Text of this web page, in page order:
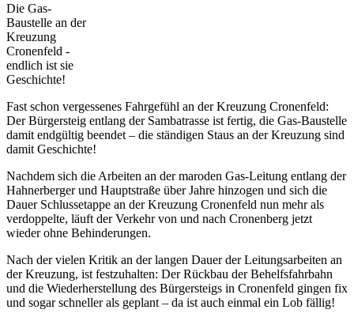
Die Gas-
Baustelle an der
Kreuzung
Cronenfeld -
endlich ist sie
Geschichte!
Fast schon vergessenes Fahrgefühl an der Kreuzung Cronenfeld:
Der Bürgersteig entlang der Sambatrasse ist fertig, die Gas-Baustelle
damit endgültig beendet – die ständigen Staus an der Kreuzung sind
damit Geschichte!
Nachdem sich die Arbeiten an der maroden Gas-Leitung entlang der
Hahnerberger und Hauptstraße über Jahre hinzogen und sich die
Dauer Schlussetappe an der Kreuzung Cronenfeld nun mehr als
verdoppelte, läuft der Verkehr von und nach Cronenberg jetzt
wieder ohne Behinderungen.
Nach der vielen Kritik an der langen Dauer der Leitungsarbeiten an
der Kreuzung, ist festzuhalten: Der Rückbau der Behelfsfahrbahn
und die Wiederherstellung des Bürgersteigs in Cronenfeld gingen fix
und sogar schneller als geplant – da ist auch einmal ein Lob fällig!